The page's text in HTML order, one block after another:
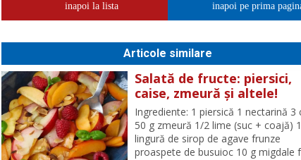
inapoi la lista inapoi pe prima
Articole similare
Salată de fructe: piersici,
caise, zmeură și altele!
Ingrediente: 1 piersică 1 nectarină 3
50 g zmeură 1/2 lime (suc + coajă) 1
lingură de sirop de agave frunze
proaspete de busuioc 10 g migdale